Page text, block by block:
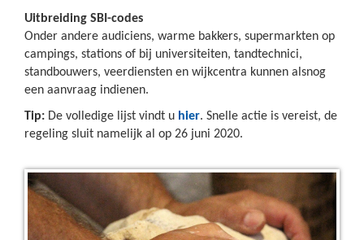
Uitbreiding SBI-codes
Onder andere audiciens, warme bakkers, supermarkten op
campings, stations of bij universiteiten, tandtechnici,
standbouwers, veerdiensten en wijkcentra kunnen alsnog
een aanvraag indienen.
Tip: De volledige lijst vindt u hier. Snelle actie is vereist, de
regeling sluit namelijk al op 26 juni 2020.